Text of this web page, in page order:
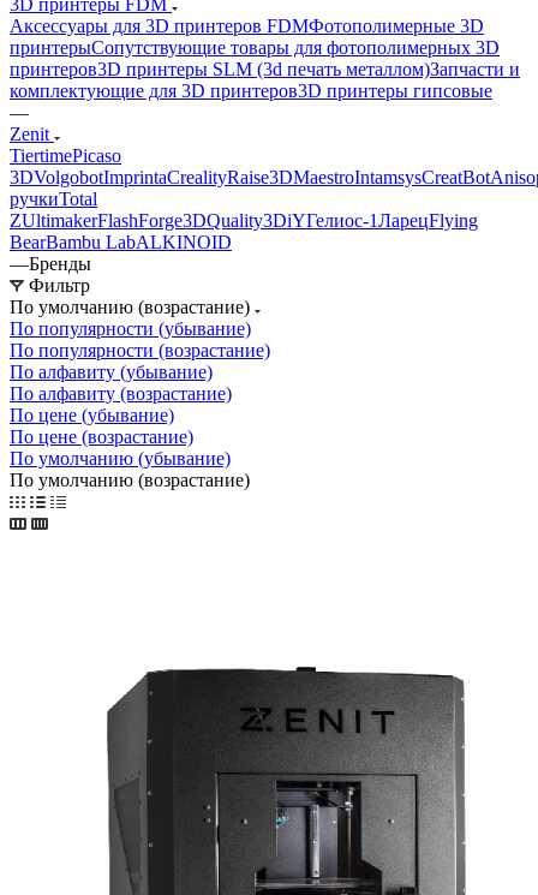
Аксессуары для 3D принтеров FDMФотополимерные 3D
принтерыСопутствующие товары для фотополимерных 3D
принтеров3D принтеры SLM (3d печать металлом)Запчасти и
комплектующие для 3D принтеров3D принтеры гипсовые
—
Zenit
TiertimePicaso
3DVolgobotImprintaCrealityRaise3DMaestroIntamsysCreatBot
ручкиTotal
ZUltimakerFlashForge3DQuality3DiYГелиос-1ЛарецFlying
BearBambu LabALKINOID
—Бренды
Фильтр
По умолчанию (возрастание)
По популярности (убывание)
По популярности (возрастание)
По алфавиту (убывание)
По алфавиту (возрастание)
По цене (убывание)
По цене (возрастание)
По умолчанию (убывание)
По умолчанию (возрастание)